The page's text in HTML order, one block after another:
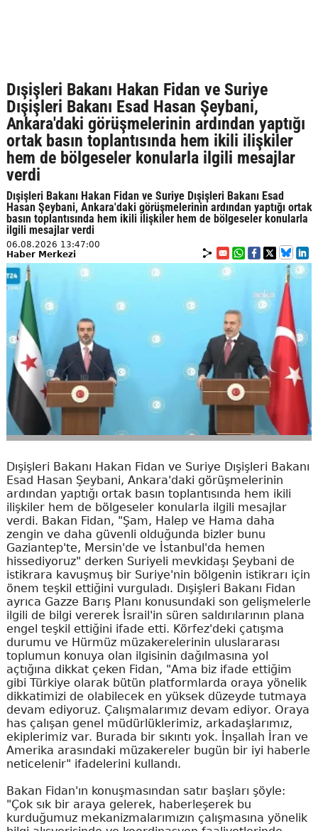
Dışişleri Bakanı Hakan Fidan ve Suriye
Dışişleri Bakanı Esad Hasan Şeybani,
Ankara'daki görüşmelerinin ardından yaptığı
ortak basın toplantısında hem ikili ilişkiler
hem de bölgeseler konularla ilgili mesajlar
verdi
Dışişleri Bakanı Hakan Fidan ve Suriye Dışişleri Bakanı Esad
Hasan Şeybani, Ankara'daki görüşmelerinin ardından yaptığı ortak
basın toplantısında hem ikili ilişkiler hem de bölgeseler konularla
ilgili mesajlar verdi
06.08.2026 13:47:00
Haber Merkezi
Dışişleri Bakanı Hakan Fidan ve Suriye Dışişleri Bakanı
Esad Hasan Şeybani, Ankara'daki görüşmelerinin
ardından yaptığı ortak basın toplantısında hem ikili
ilişkiler hem de bölgeseler konularla ilgili mesajlar
verdi. Bakan Fidan, "Şam, Halep ve Hama daha
zengin ve daha güvenli olduğunda bizler bunu
Gaziantep'te, Mersin'de ve İstanbul'da hemen
hissediyoruz" derken Suriyeli mevkidaşı Şeybani de
istikrara kavuşmuş bir Suriye'nin bölgenin istikrarı için
önem teşkil ettiğini vurguladı. Dışişleri Bakanı Fidan
ayrıca Gazze Barış Planı konusundaki son gelişmelerle
ilgili de bilgi vererek İsrail'in süren saldırılarının plana
engel teşkil ettiğini ifade etti. Körfez'deki çatışma
durumu ve Hürmüz müzakerelerinin uluslararası
toplumun konuya olan ilgisinin dağılmasına yol
açtığına dikkat çeken Fidan, "Ama biz ifade ettiğim
gibi Türkiye olarak bütün platformlarda oraya yönelik
dikkatimizi de olabilecek en yüksek düzeyde tutmaya
devam ediyoruz. Çalışmalarımız devam ediyor. Oraya
has çalışan genel müdürlüklerimiz, arkadaşlarımız,
ekiplerimiz var. Burada bir sıkıntı yok. İnşallah İran ve
Amerika arasındaki müzakereler bugün bir iyi haberle
neticelenir" ifadelerini kullandı.
Bakan Fidan'ın konuşmasından satır başları şöyle:
"Çok sık bir araya gelerek, haberleşerek bu
kurduğumuz mekanizmalarımızın çalışmasına yönelik